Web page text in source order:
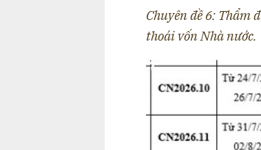
Chuyên đề 6: Thẩm
thoái vốn Nhà nước.